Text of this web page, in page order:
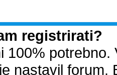
registrirati?
100%
nastavil forum.